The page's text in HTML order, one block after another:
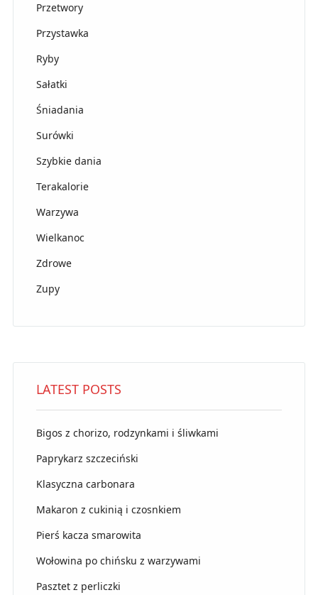
Przetwory
Przystawka
Ryby
Sałatki
Śniadania
Surówki
Szybkie dania
Terakalorie
Warzywa
Wielkanoc
Zdrowe
Zupy
LATEST POSTS
Bigos z chorizo, rodzynkami i śliwkami
Paprykarz szczeciński
Klasyczna carbonara
Makaron z cukinią i czosnkiem
Pierś kacza smarowita
Wołowina po chińsku z warzywami
Pasztet z perliczki